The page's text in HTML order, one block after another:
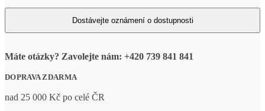
Máte otázky? Zavolejte nám: +420 739 841 841
DOPRAVA ZDARMA
nad 25 000 Kč po celé ČR